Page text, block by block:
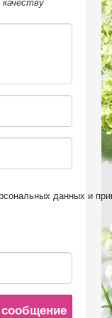
данных и